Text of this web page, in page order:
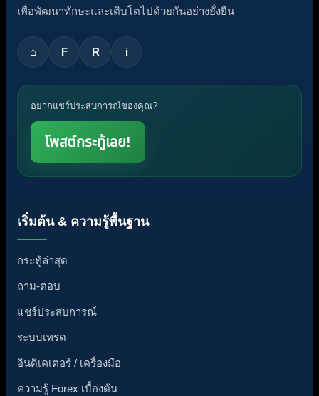
เพื่อพัฒนาทักษะและเติบโตไปด้วยกันอย่างยั่งยืน
⌂ F R i
อยากแชร์ประสบการณ์ของคุณ?
โพสต์กระทู้เลย!
เริ่มต้น & ความรู้พื้นฐาน
กระทู้ล่าสุด
ถาม-ตอบ
แชร์ประสบการณ์
ระบบเทรด
อินดิเคเตอร์ / เครื่องมือ
ความรู้ Forex เบื้องต้น